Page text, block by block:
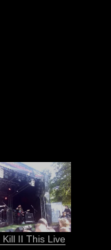
II This Live